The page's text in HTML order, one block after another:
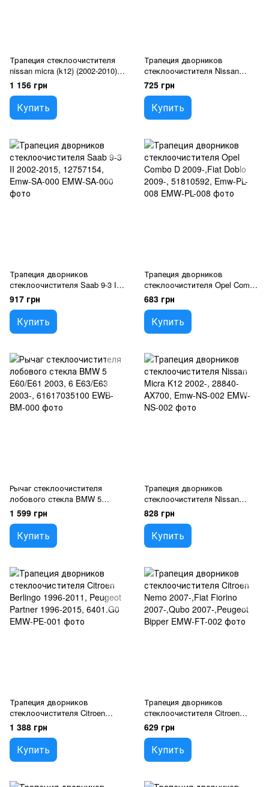
Трапеция стеклоочистителя
nissan micra (k12) (2002-2010)
28840-ax70a
1 156 грн
Купить
Трапеция дворников
стеклоочистителя Nissan
Qashqai 2007-2013, 28800-
JD900
725 грн
Купить
Трапеция дворников
стеклоочистителя Saab 9-3 II
2002-2015, 12757154, Emw-SA-
000
917 грн
Купить
Трапеция дворников
стеклоочистителя Opel Combo
D 2009-,Fiat Doblo 2009-,
51810592, Emw-PL-008
683 грн
Купить
Рычаг стеклоочистителя
лобового стекла BMW 5
E60/E61 2003, 6 E63/E63 2003-,
61617035100
1 599 грн
Купить
Трапеция дворников
стеклоочистителя Nissan
Micra K12 2002-, 28840-AX700,
Emw-NS-002
828 грн
Купить
Трапеция дворников
стеклоочистителя Citroen
Berlingo 1996-2011, Peugeot
Partner 1996-2015, 6401.G0
1 388 грн
Купить
Трапеция дворников
стеклоочистителя Citroen
Nemo 2007-,Fiat Fiorino
2007-,Qubo 2007-,Peugeot
Bipper
629 грн
Купить